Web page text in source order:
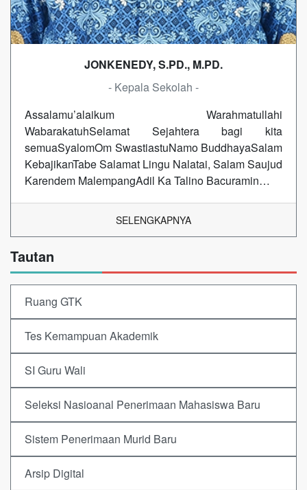
JONKENEDY, S.PD., M.PD.
- Kepala Sekolah -
Assalamu’alaikum Warahmatullahi
WabarakatuhSelamat Sejahtera bagi kita
semuaSyalomOm SwastiastuNamo BuddhayaSalam
KebajikanTabe Salamat Lingu Nalatai, Salam Saujud
Karendem MalempangAdil Ka Talino Bacuramin…
SELENGKAPNYA
Tautan
Ruang GTK
Tes Kemampuan Akademik
SI Guru Wali
Seleksi Nasioanal Penerimaan Mahasiswa Baru
Sistem Penerimaan Murid Baru
Arsip Digital